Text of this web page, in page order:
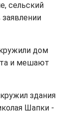
сельский
дом
и мешают
здания
Шапки -